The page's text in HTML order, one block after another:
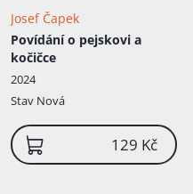
Josef Čapek
Povídání o pejskovi a
kočičce
2024
Stav Nová
129 Kč